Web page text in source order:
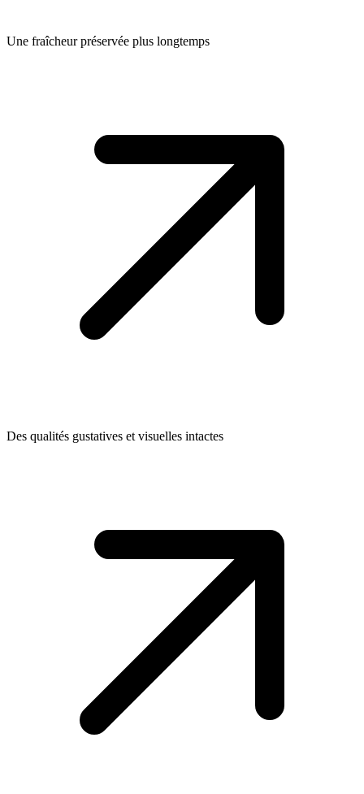
Une fraîcheur préservée plus longtemps
Des qualités gustatives et visuelles intactes